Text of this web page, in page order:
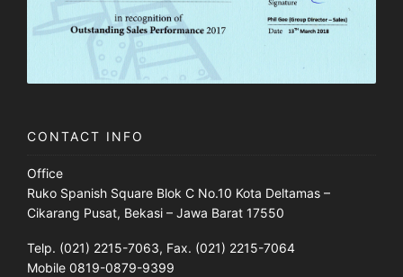
CONTACT INFO
Office
Ruko Spanish Square Blok C No.10 Kota Deltamas –
Cikarang Pusat, Bekasi – Jawa Barat 17550
Telp. (021) 2215-7063, Fax. (021) 2215-7064
Mobile 0819-0879-9399